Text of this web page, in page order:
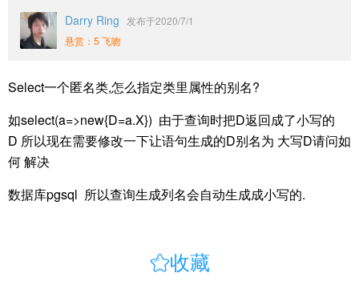
Darry Ring
发布于2020/7/1
悬赏：5 飞吻
Select一个匿名类,怎么指定类里属性的别名?
如select(a=>new{D=a.X}) 由于查询时把D返回成了小写的
D 所以现在需要修改一下让语句生成的D别名为 大写D请问如
何 解决
数据库pgsql 所以查询生成列名会自动生成成小写的.
收藏